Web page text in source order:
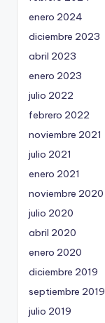
enero 2024
diciembre 2023
abril 2023
enero 2023
julio 2022
febrero 2022
noviembre 2021
julio 2021
enero 2021
noviembre 2020
julio 2020
abril 2020
enero 2020
diciembre 2019
septiembre 2019
julio 2019